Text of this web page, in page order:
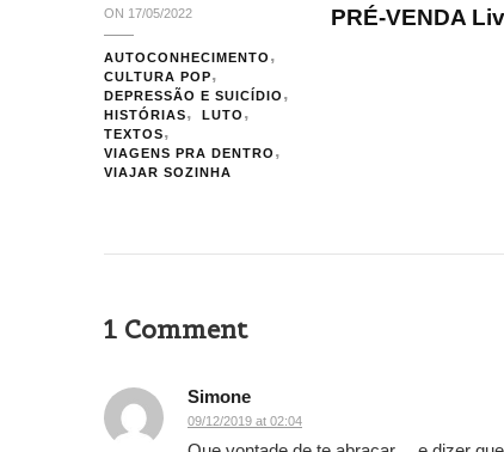
ON 17/05/2022
AUTOCONHECIMENTO
CULTURA POP
DEPRESSÃO E SUICÍDIO
HISTÓRIAS
LUTO
TEXTOS
VIAGENS PRA DENTRO
VIAJAR SOZINHA
PRÉ-VENDA
1 Comment
Simone
09/12/2019 at 02:04